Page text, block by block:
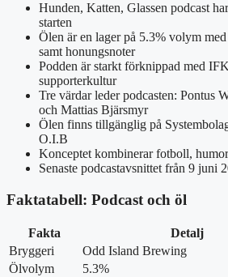
Hunden, Katten, Glassen podcast
starten
Ölen är en lager på 5.3% volym
samt honungsnoter
Podden är starkt förknippad med
supporterkultur
Tre värdar leder podcasten: Pontus
och Mattias Bjärsmyr
Ölen finns tillgänglig på
O.I.B
Konceptet kombinerar fotboll,
Senaste podcastavsnittet från 9 juni
Faktatabell: Podcast och öl
Fakta
Detalj
Bryggeri
Odd Island Brewing
Ölvolym
5.3%